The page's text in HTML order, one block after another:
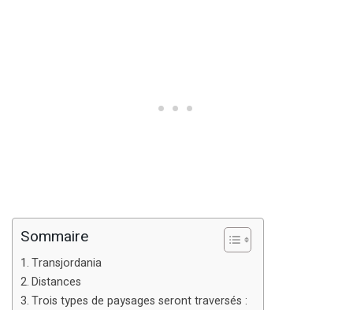
Sommaire
Transjordania
Distances
Trois types de paysages seront traversés :